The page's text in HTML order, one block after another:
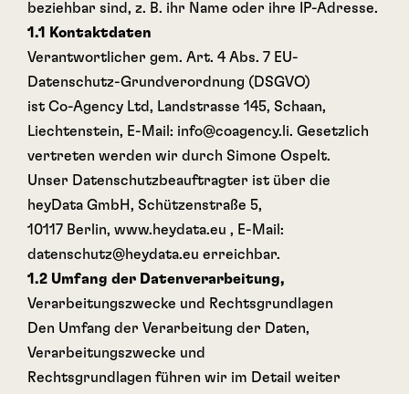
beziehbar sind, z. B. ihr Name oder ihre IP-Adresse.
1.1 Kontaktdaten
Verantwortlicher gem. Art. 4 Abs. 7 EU-
Datenschutz-Grundverordnung (DSGVO)
ist Co-Agency Ltd, Landstrasse 145, Schaan,
Liechtenstein, E-Mail: info@coagency.li. Gesetzlich
vertreten werden wir durch Simone Ospelt.
Unser Datenschutzbeauftragter ist über die
heyData GmbH, Schützenstraße 5,
10117 Berlin, www.heydata.eu , E-Mail:
datenschutz@heydata.eu erreichbar.
1.2 Umfang der Datenverarbeitung,
Verarbeitungszwecke und Rechtsgrundlagen
Den Umfang der Verarbeitung der Daten,
Verarbeitungszwecke und
Rechtsgrundlagen führen wir im Detail weiter